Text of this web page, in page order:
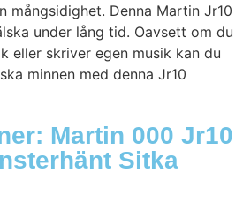
mångsidighet. Denna Martin Jr10
under lång tid. Oavsett om du
eller skriver egen musik kan du
minnen med denna Jr10
Martin 000 Jr10
Sitka